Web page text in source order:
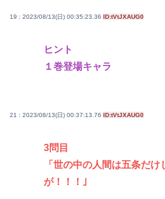
19 : 2023/08/13(日) 00:35:23.36 ID:tVtJXAUG0
ヒント
１巻登場キャラ
21 : 2023/08/13(日) 00:37:13.76 ID:tVtJXAUG0
3問目
「世の中の人間は五条だ
が！！！｣